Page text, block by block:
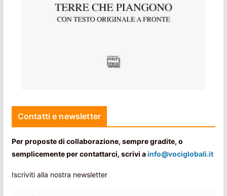
Contatti e newsletter
Per proposte di collaborazione, sempre gradite, o
semplicemente per contattarci, scrivi ainfo@vociglobali.it
Iscriviti alla nostra newsletter